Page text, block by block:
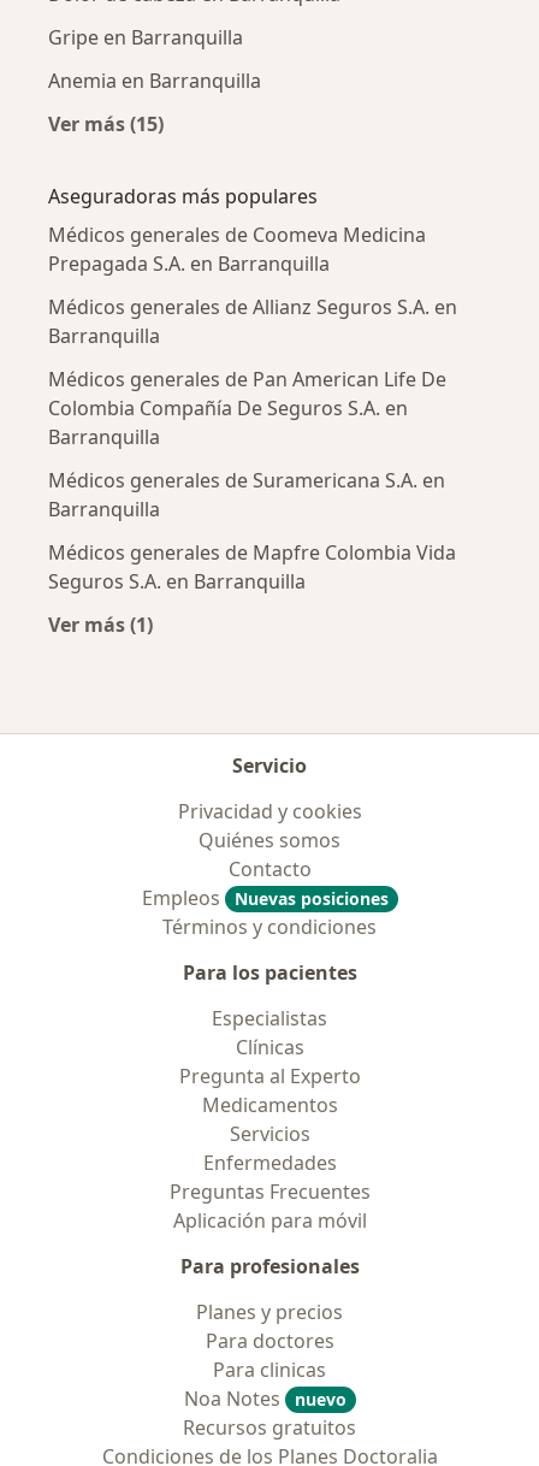
Gripe en Barranquilla
Anemia en Barranquilla
Ver más (15)
Aseguradoras más populares
Médicos generales de Coomeva Medicina
Prepagada S.A. en Barranquilla
Médicos generales de Allianz Seguros S.A. en
Barranquilla
Médicos generales de Pan American Life De
Colombia Compañía De Seguros S.A. en
Barranquilla
Médicos generales de Suramericana S.A. en
Barranquilla
Médicos generales de Mapfre Colombia Vida
Seguros S.A. en Barranquilla
Ver más (1)
Servicio
Privacidad y cookies
Quiénes somos
Contacto
Empleos
Nuevas posiciones
Términos y condiciones
Para los pacientes
Especialistas
Clínicas
Pregunta al Experto
Medicamentos
Servicios
Enfermedades
Preguntas Frecuentes
Aplicación para móvil
Para profesionales
Planes y precios
Para doctores
Para clinicas
Noa Notes
nuevo
Recursos gratuitos
Condiciones de los Planes Doctoralia